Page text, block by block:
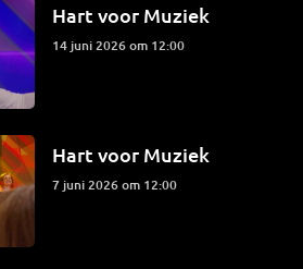
Hart voor Muziek
14 juni 2026 om 12:00
Hart voor Muziek
7 juni 2026 om 12:00